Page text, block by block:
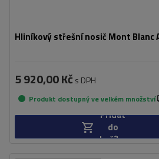
Hliníkový střešní nosič Mont Blanc
5 920,00 Kč s DPH
Produkt dostupný ve velkém množství
Přidat
do
košíku